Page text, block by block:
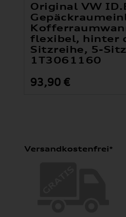
Original VW
flexibel, hinter
Sitzreihe, 5-
1T3061160
93,90 €
Versandkostenfrei*